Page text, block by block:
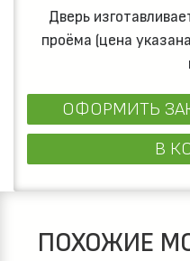
Дверь
проёма (цена
ОФОРМИТЬ
В
ПОХОЖИЕ